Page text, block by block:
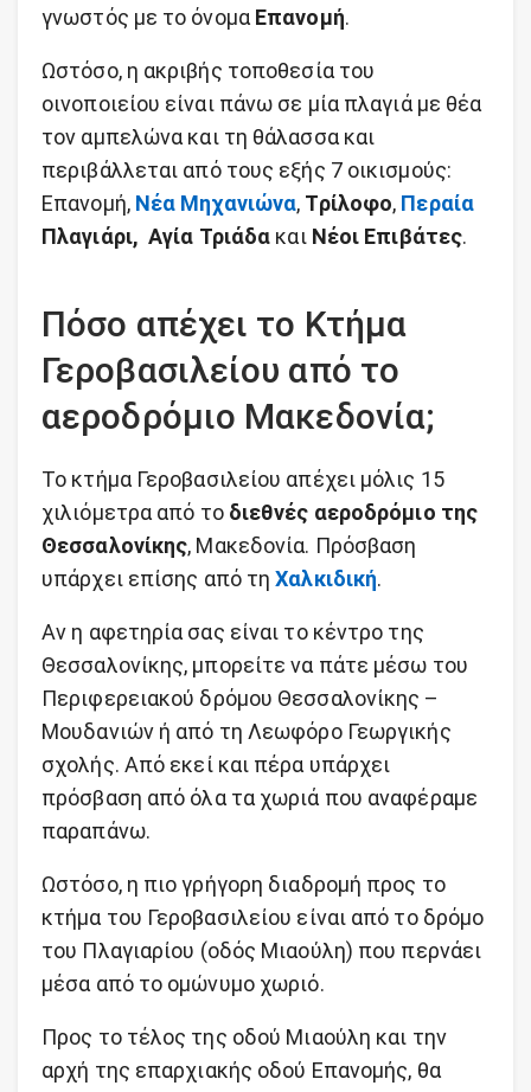
γνωστός με το όνομα Επανομή.
Ωστόσο, η ακριβής τοποθεσία του
οινοποιείου είναι πάνω σε μία πλαγιά με θέα
τον αμπελώνα και τη θάλασσα και
περιβάλλεται από τους εξής 7 οικισμούς:
Επανομή, Νέα Μηχανιώνα, Τρίλοφο, Περαία
Πλαγιάρι, Αγία Τριάδα και Νέοι Επιβάτες.
Πόσο απέχει το Κτήμα
Γεροβασιλείου από το
αεροδρόμιο Μακεδονία;
Το κτήμα Γεροβασιλείου απέχει μόλις 15
χιλιόμετρα από το διεθνές αεροδρόμιο της
Θεσσαλονίκης, Μακεδονία. Πρόσβαση
υπάρχει επίσης από τηΧαλκιδική.
Αν η αφετηρία σας είναι το κέντρο της
Θεσσαλονίκης, μπορείτε να πάτε μέσω του
Περιφερειακού δρόμου Θεσσαλονίκης –
Μουδανιών ή από τη Λεωφόρο Γεωργικής
σχολής. Από εκεί και πέρα υπάρχει
πρόσβαση από όλα τα χωριά που αναφέραμε
παραπάνω.
Ωστόσο, η πιο γρήγορη διαδρομή προς το
κτήμα του Γεροβασιλείου είναι από το δρόμο
του Πλαγιαρίου (οδός Μιαούλη) που περνάει
μέσα από το ομώνυμο χωριό.
Προς το τέλος της οδού Μιαούλη και την
αρχή της επαρχιακής οδού Επανομής, θα